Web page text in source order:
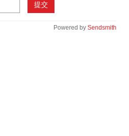
提交
Powered by Sendsmith